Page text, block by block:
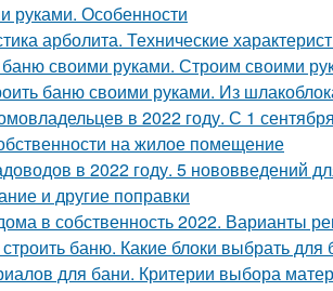
руками. Особенности
арболита. Технические
баню своими руками. Строим своими
баню своими руками. Из
в 2022 году. С 1
на жилое помещение
в 2022 году. 5 нововведений
и другие поправки
в собственность 2022. Варианты
баню. Какие блоки выбрать для
для бани. Критерии выбора